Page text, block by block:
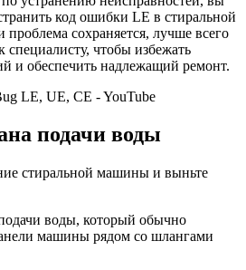
код ошибки LE в стиральной
сохраняется, лучше всего
специалисту, чтобы избежать
и обеспечить надлежащий ремонт.
подачи воды
стиральной машины и выньте
воды, который обычно
машины рядом со шлангами